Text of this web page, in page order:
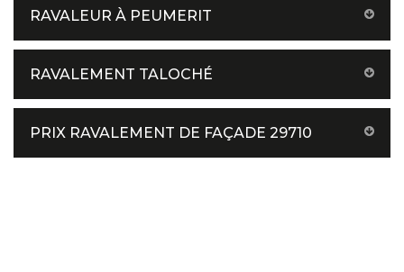
RAVALEUR À PEUMERIT
RAVALEMENT TALOCHÉ
PRIX RAVALEMENT DE FAÇADE 29710